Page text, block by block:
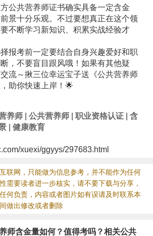
公共营养师证书确实具备一定含金
景十分乐观。不过要想真正在这个领
不断学习新知识、积累实战经验才
报考前一定要结合自身兴趣爱好和职
，不要盲目跟风哦！如果有其他疑
流～揪三位幸运宝子送《公共营养师
助你快速上岸！🌟
养师| 公共营养师| 职业资格认证| 含
| 健康教育
xuexi/ggyys/297683.html
联网，只能做为信息参考，并不能作为任何
需要读者进一步核实，请不要下载与分享，
何负责，内容或者图片如有误请及时联系本
做出修改或者删除
师含金量如何？值得考吗？相关公共